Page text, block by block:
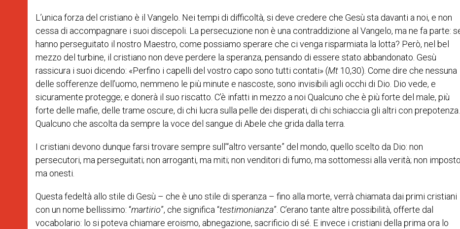
L’unica forza del cristiano è il Vangelo. Nei tempi di difficoltà, si deve credere che Gesù sta davanti a noi, e non
cessa di accompagnare i suoi discepoli. La persecuzione non è una contraddizione al Vangelo, ma ne fa parte:
hanno perseguitato il nostro Maestro, come possiamo sperare che ci venga risparmiata la lotta? Però, nel bel
mezzo del turbine, il cristiano non deve perdere la speranza, pensando di essere stato abbandonato. Gesù
rassicura i suoi dicendo: «Perfino i capelli del vostro capo sono tutti contati» (Mt 10,30). Come dire che nessuna
delle sofferenze dell’uomo, nemmeno le più minute e nascoste, sono invisibili agli occhi di Dio. Dio vede, e
sicuramente protegge; e donerà il suo riscatto. C’è infatti in mezzo a noi Qualcuno che è più forte del male, più
forte delle mafie, delle trame oscure, di chi lucra sulla pelle dei disperati, di chi schiaccia gli altri con prepotenza…
Qualcuno che ascolta da sempre la voce del sangue di Abele che grida dalla terra.
I cristiani devono dunque farsi trovare sempre sull’“altro versante” del mondo, quello scelto da Dio: non
persecutori, ma perseguitati; non arroganti, ma miti; non venditori di fumo, ma sottomessi alla verità; non
ma onesti.
Questa fedeltà allo stile di Gesù – che è uno stile di speranza – fino alla morte, verrà chiamata dai primi cristiani
con un nome bellissimo: “martirio”, che significa “testimonianza”. C’erano tante altre possibilità, offerte dal
vocabolario: lo si poteva chiamare eroismo, abnegazione, sacrificio di sé. E invece i cristiani della prima ora lo